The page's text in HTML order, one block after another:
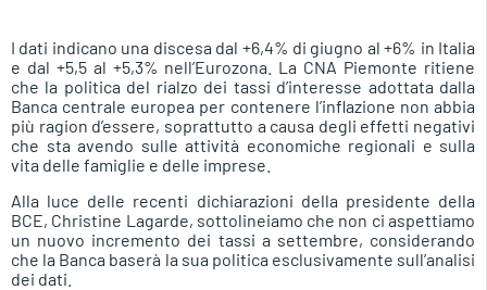
I dati indicano una discesa dal +6,4% di giugno al +6% in Italia
e dal +5,5 al +5,3% nell’Eurozona. La CNA Piemonte ritiene
che la politica del rialzo dei tassi d’interesse adottata dalla
Banca centrale europea per contenere l’inflazione non abbia
più ragion d’essere, soprattutto a causa degli effetti negativi
che sta avendo sulle attività economiche regionali e sulla
vita delle famiglie e delle imprese.
Alla luce delle recenti dichiarazioni della presidente della
BCE, Christine Lagarde, sottolineiamo che non ci aspettiamo
un nuovo incremento dei tassi a settembre, considerando
che la Banca baserà la sua politica esclusivamente sull’analisi
dei dati.